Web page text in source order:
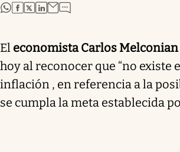
abre en nueva pestaña
abre en nueva pestaña
abre en nueva pestaña
abre en nueva pestaña
El economista Carlos Melconian
hoy al reconocer que “no existe
inflación , en referencia a la
se cumpla la meta establecida